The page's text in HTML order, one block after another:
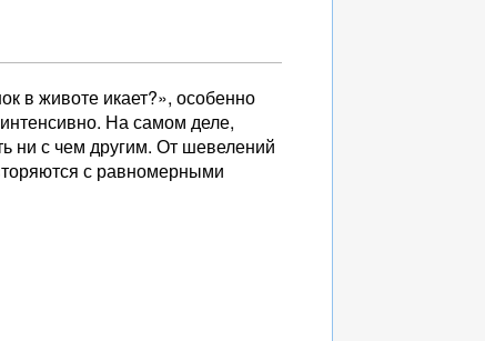
в животе икает?», особенно
На самом деле,
ни с чем другим. От шевелений
с равномерными